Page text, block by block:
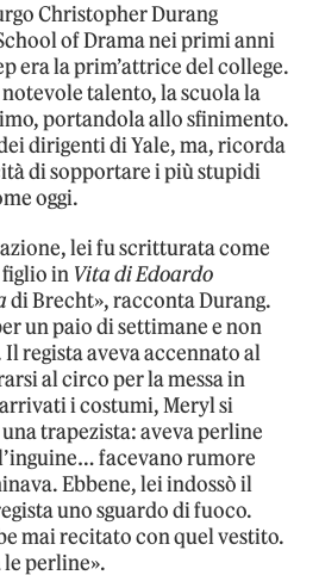
Christopher Durang
of Drama nei primi anni
era la prim’attrice del college.
talento, la scuola la
portandola allo sfinimento.
dirigenti di Yale, ma, ricorda
di sopportare i più stupidi
oggi.
lei fu scritturata come
figlio in Vita di Edoardo
di Brecht», racconta Durang.
un paio di settimane e non
regista aveva accennato al
al circo per la messa in
i costumi, Meryl si
trapezista: aveva perline
facevano rumore
Ebbene, lei indossò il
uno sguardo di fuoco.
mai recitato con quel vestito.
le perline».